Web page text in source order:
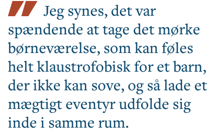
Jeg synes, det var
spændende at tage det mørke
børneværelse, som kan føles
helt klaustrofobisk for et barn,
der ikke kan sove, og så lade et
mægtigt eventyr udfolde sig
inde i samme rum.